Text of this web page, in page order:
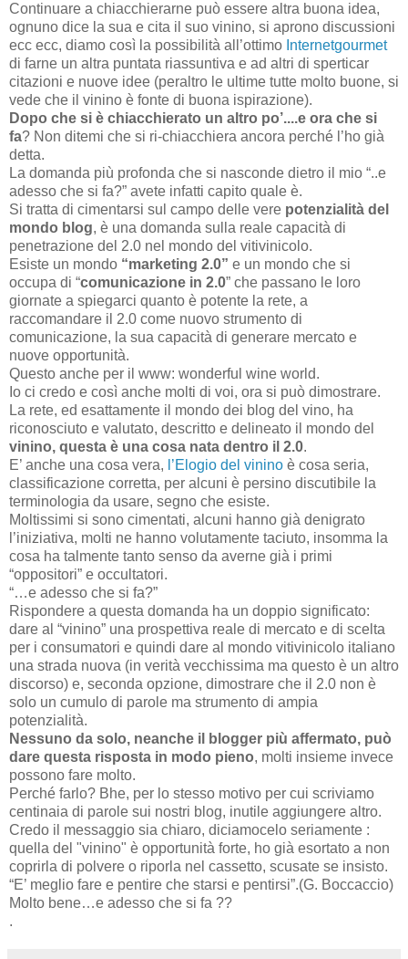
Continuare a chiacchierarne può essere altra buona idea,
ognuno dice la sua e cita il suo vinino, si aprono discussioni
ecc ecc, diamo così la possibilità all’ottimo Internetgourmet
di farne un altra puntata riassuntiva e ad altri di sperticar
citazioni e nuove idee (peraltro le ultime tutte molto buone, si
vede che il vinino è fonte di buona ispirazione).
Dopo che si è chiacchierato un altro po’....e ora che si
fa? Non ditemi che si ri-chiacchiera ancora perché l’ho già
detta.
La domanda più profonda che si nasconde dietro il mio “..e
adesso che si fa?” avete infatti capito quale è.
Si tratta di cimentarsi sul campo delle vere potenzialità del
mondo blog, è una domanda sulla reale capacità di
penetrazione del 2.0 nel mondo del vitivinicolo.
Esiste un mondo “marketing 2.0” e un mondo che si
occupa di “comunicazione in 2.0” che passano le loro
giornate a spiegarci quanto è potente la rete, a
raccomandare il 2.0 come nuovo strumento di
comunicazione, la sua capacità di generare mercato e
nuove opportunità.
Questo anche per il www: wonderful wine world.
Io ci credo e così anche molti di voi, ora si può dimostrare.
La rete, ed esattamente il mondo dei blog del vino, ha
riconosciuto e valutato, descritto e delineato il mondo del
vinino, questa è una cosa nata dentro il 2.0.
E’ anche una cosa vera, l’Elogio del vinino è cosa seria,
classificazione corretta, per alcuni è persino discutibile la
terminologia da usare, segno che esiste.
Moltissimi si sono cimentati, alcuni hanno già denigrato
l’iniziativa, molti ne hanno volutamente taciuto, insomma la
cosa ha talmente tanto senso da averne già i primi
“oppositori” e occultatori.
“…e adesso che si fa?”
Rispondere a questa domanda ha un doppio significato:
dare al “vinino” una prospettiva reale di mercato e di scelta
per i consumatori e quindi dare al mondo vitivinicolo italiano
una strada nuova (in verità vecchissima ma questo è un altro
discorso) e, seconda opzione, dimostrare che il 2.0 non è
solo un cumulo di parole ma strumento di ampia
potenzialità.
Nessuno da solo, neanche il blogger più affermato, può
dare questa risposta in modo pieno, molti insieme invece
possono fare molto.
Perché farlo? Bhe, per lo stesso motivo per cui scriviamo
centinaia di parole sui nostri blog, inutile aggiungere altro.
Credo il messaggio sia chiaro, diciamocelo seriamente :
quella del "vinino" è opportunità forte, ho già esortato a non
coprirla di polvere o riporla nel cassetto, scusate se insisto.
“E’ meglio fare e pentire che starsi e pentirsi”.(G. Boccaccio)
Molto bene…e adesso che si fa ??
.